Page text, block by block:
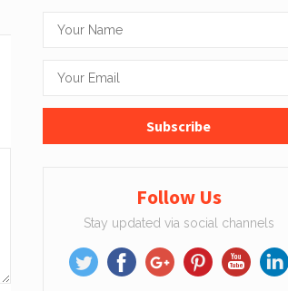
Follow Us
Stay updated via social channels